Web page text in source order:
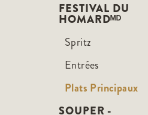
FESTIVAL DU
HOMARDᴹᴰ
Spritz
Entrées
Plats Principaux
SOUPER -